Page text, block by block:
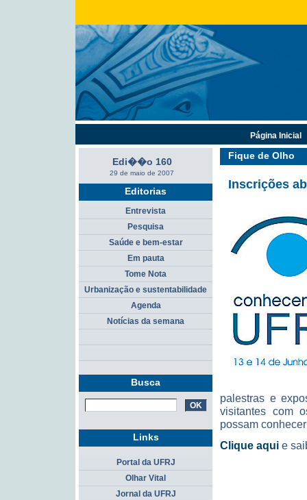
Fique de Olho
Inscrições
palestras e
visitantes com
possam
Clique aqui e
Edi��o 160
29 de maio de 2007
Editorias
Entrevista
Pesquisa
Saúde e bem-estar
Em pauta
Tome Nota
Urbanização e sustentabilidade
Agenda
Notícias da semana
Busca
Página Inicial
Links
Portal da UFRJ
Olhar Vital
Jornal da UFRJ